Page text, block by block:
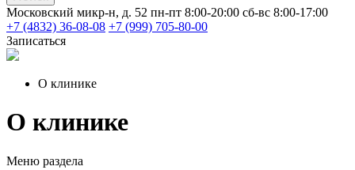
Московский микр-н, д. 52 пн-пт 8:00-20:00 сб-вс 8:00-17:00
+7 (4832) 36-08-08 +7 (999) 705-80-00
Записаться
О клинике
О клинике
Меню раздела